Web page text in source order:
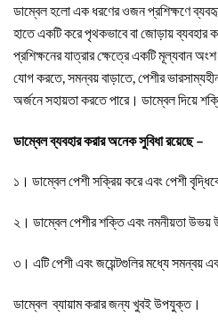
ডাম্বেল হলো এক ধরণের ওজন প্রশিক্ষণে
হাতে একটি করে পৃথকভাবে বা জোড়ায় ব্যবহার
প্রশিক্ষনের যাত্রার ক্ষেত্রে একটি মূল্যবান
যোগ করতে, সমন্বয় বাড়াতে, পেশীর
অর্জনে সহায়তা করতে পারে। ডাম্বেল দিয়ে
ডাম্বেল ব্যবহার করার অনেক সুবিধা রয়েছে –
১। ডাম্বেল পেশী সক্রিয় করে এবং পেশী
২। ডাম্বেল পেশীর শক্তি এবং নমনীয়তা উভয়
৩। এটি পেশী এবং জয়েন্টগুলির মধ্যে সমন্বয়
ডাম্বেল ব্যায়াম করার জন্য খুবই উপযুক্ত।